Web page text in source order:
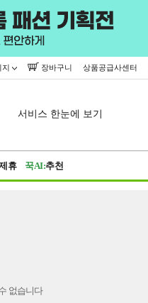
지 장바구니 상품공급사센터
서비스 한눈에 보기
휴 꾹AI:추천
없습니다